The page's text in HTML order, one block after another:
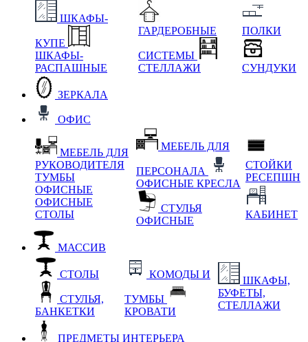
ШКАФЫ-
КУПЕ
ШКАФЫ-
РАСПАШНЫЕ
ГАРДЕРОБНЫЕ
СИСТЕМЫ
СТЕЛЛАЖИ
ПОЛКИ
СУНДУКИ
ЗЕРКАЛА
ОФИС
МЕБЕЛЬ ДЛЯ
РУКОВОДИТЕЛЯ
ТУМБЫ
ОФИСНЫЕ
ОФИСНЫЕ
СТОЛЫ
МЕБЕЛЬ ДЛЯ
ПЕРСОНАЛА
ОФИСНЫЕ КРЕСЛА
СТУЛЬЯ
ОФИСНЫЕ
СТОЙКИ
РЕСЕПШН
КАБИНЕТ
МАССИВ
СТОЛЫ
СТУЛЬЯ,
БАНКЕТКИ
КОМОДЫ И
ТУМБЫ
КРОВАТИ
ШКАФЫ,
БУФЕТЫ,
СТЕЛЛАЖИ
ПРЕДМЕТЫ ИНТЕРЬЕРА